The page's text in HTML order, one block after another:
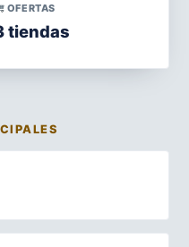
OFERTAS
tiendas